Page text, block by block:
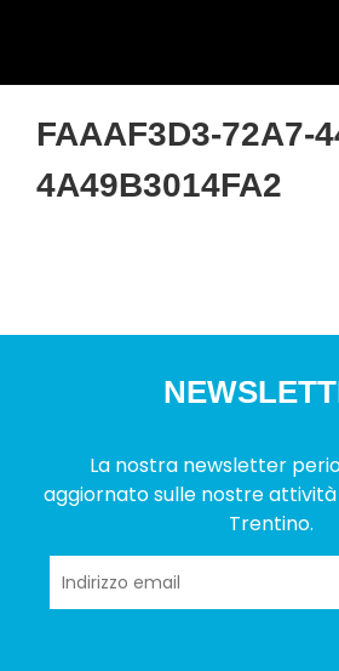
FAAAF3D3-72A7-
4A49B3014FA2
La nostra newsletter
aggiornato sulle nostre attività
Trentino.